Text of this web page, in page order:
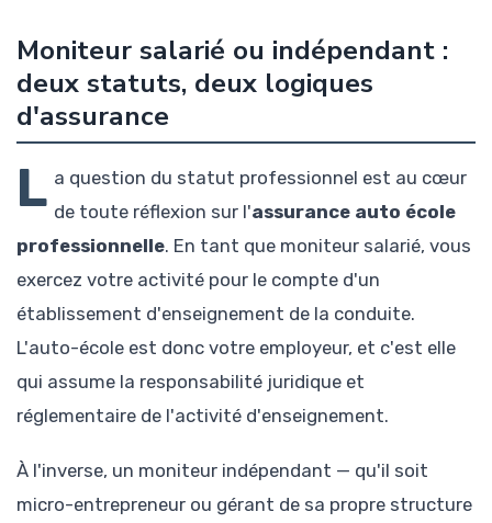
Moniteur salarié ou indépendant :
deux statuts, deux logiques
d'assurance
L a question du statut professionnel est au cœur
de toute réflexion sur l'assurance auto école
professionnelle. En tant que moniteur salarié, vous
exercez votre activité pour le compte d'un
établissement d'enseignement de la conduite.
L'auto-école est donc votre employeur, et c'est elle
qui assume la responsabilité juridique et
réglementaire de l'activité d'enseignement.
À l'inverse, un moniteur indépendant — qu'il soit
micro-entrepreneur ou gérant de sa propre structure